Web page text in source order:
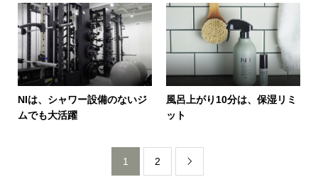
NIは、シャワー設備のないジ
ムでも大活躍
風呂上がり10分は、保湿リミ
ット
1 2 